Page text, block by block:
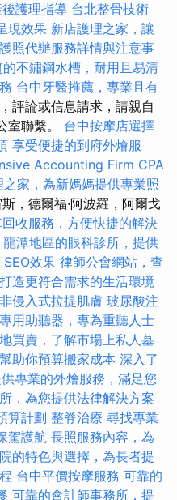
護理指導 台北整骨技術
現效果 新店護理之家，讓
護照代辦服務詳情與注意事
不鏽鋼水槽，耐用且易清
台中牙醫推薦，專業且有
評論或信息請求，請親自
室聯繫。 台中按摩店選擇
享受便捷的到府外燴服
Accounting Firm CPA
家，為新媽媽提供專業照
，德爾福·阿波羅，阿爾戈
收服務，方便快捷的解決
龍潭地區的眼科診所，提供
效果 律師公會網站，查
造更符合需求的生活環境
侵入式拉提肌膚 玻尿酸注
用助聽器，專為重聽人士
買賣，了解市場上私人墓
助你預算搬家成本 深入了
專業的外燴服務，滿足您
，為您提供法律解決方案
算計劃 整脊治療 尋找專業
駕護航 長照服務內容，為
的特色與選擇，為長者提
台中平價按摩服務 可靠的
可靠的會計師事務所，提